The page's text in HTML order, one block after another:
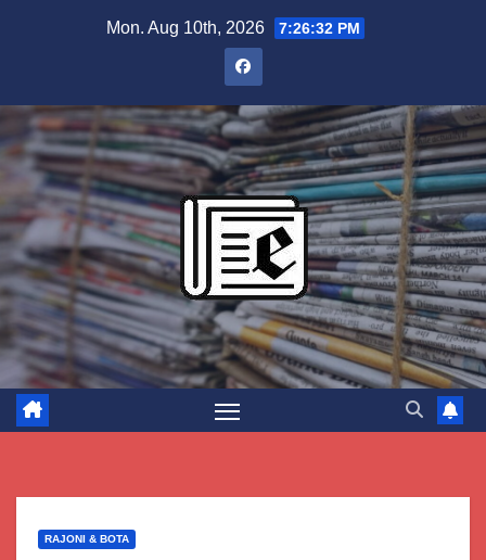
Mon. Aug 10th, 2026 7:26:33 PM
RAJONI & BOTA